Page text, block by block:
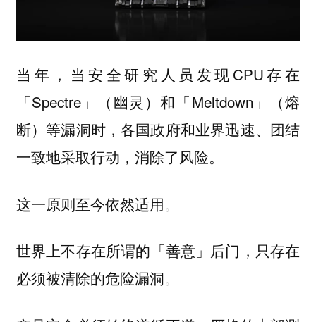
当年，当安全研究人员发现CPU存在
「Spectre」（幽灵）和「Meltdown」（熔
断）等漏洞时，各国政府和业界迅速、团结
一致地采取行动，消除了风险。
这一原则至今依然适用。
世界上不存在所谓的「善意」后门 ，只存在
必须被清除的危险漏洞。